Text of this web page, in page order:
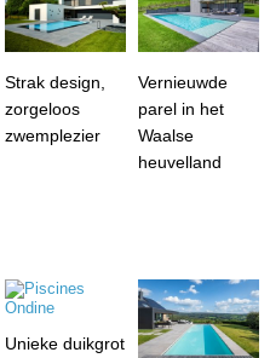
Strak design,
zorgeloos
zwemplezier
Vernieuwde
parel in het
Waalse
heuvelland
Unieke duikgrot